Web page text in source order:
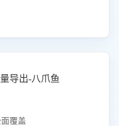
导出-八爪鱼
覆盖